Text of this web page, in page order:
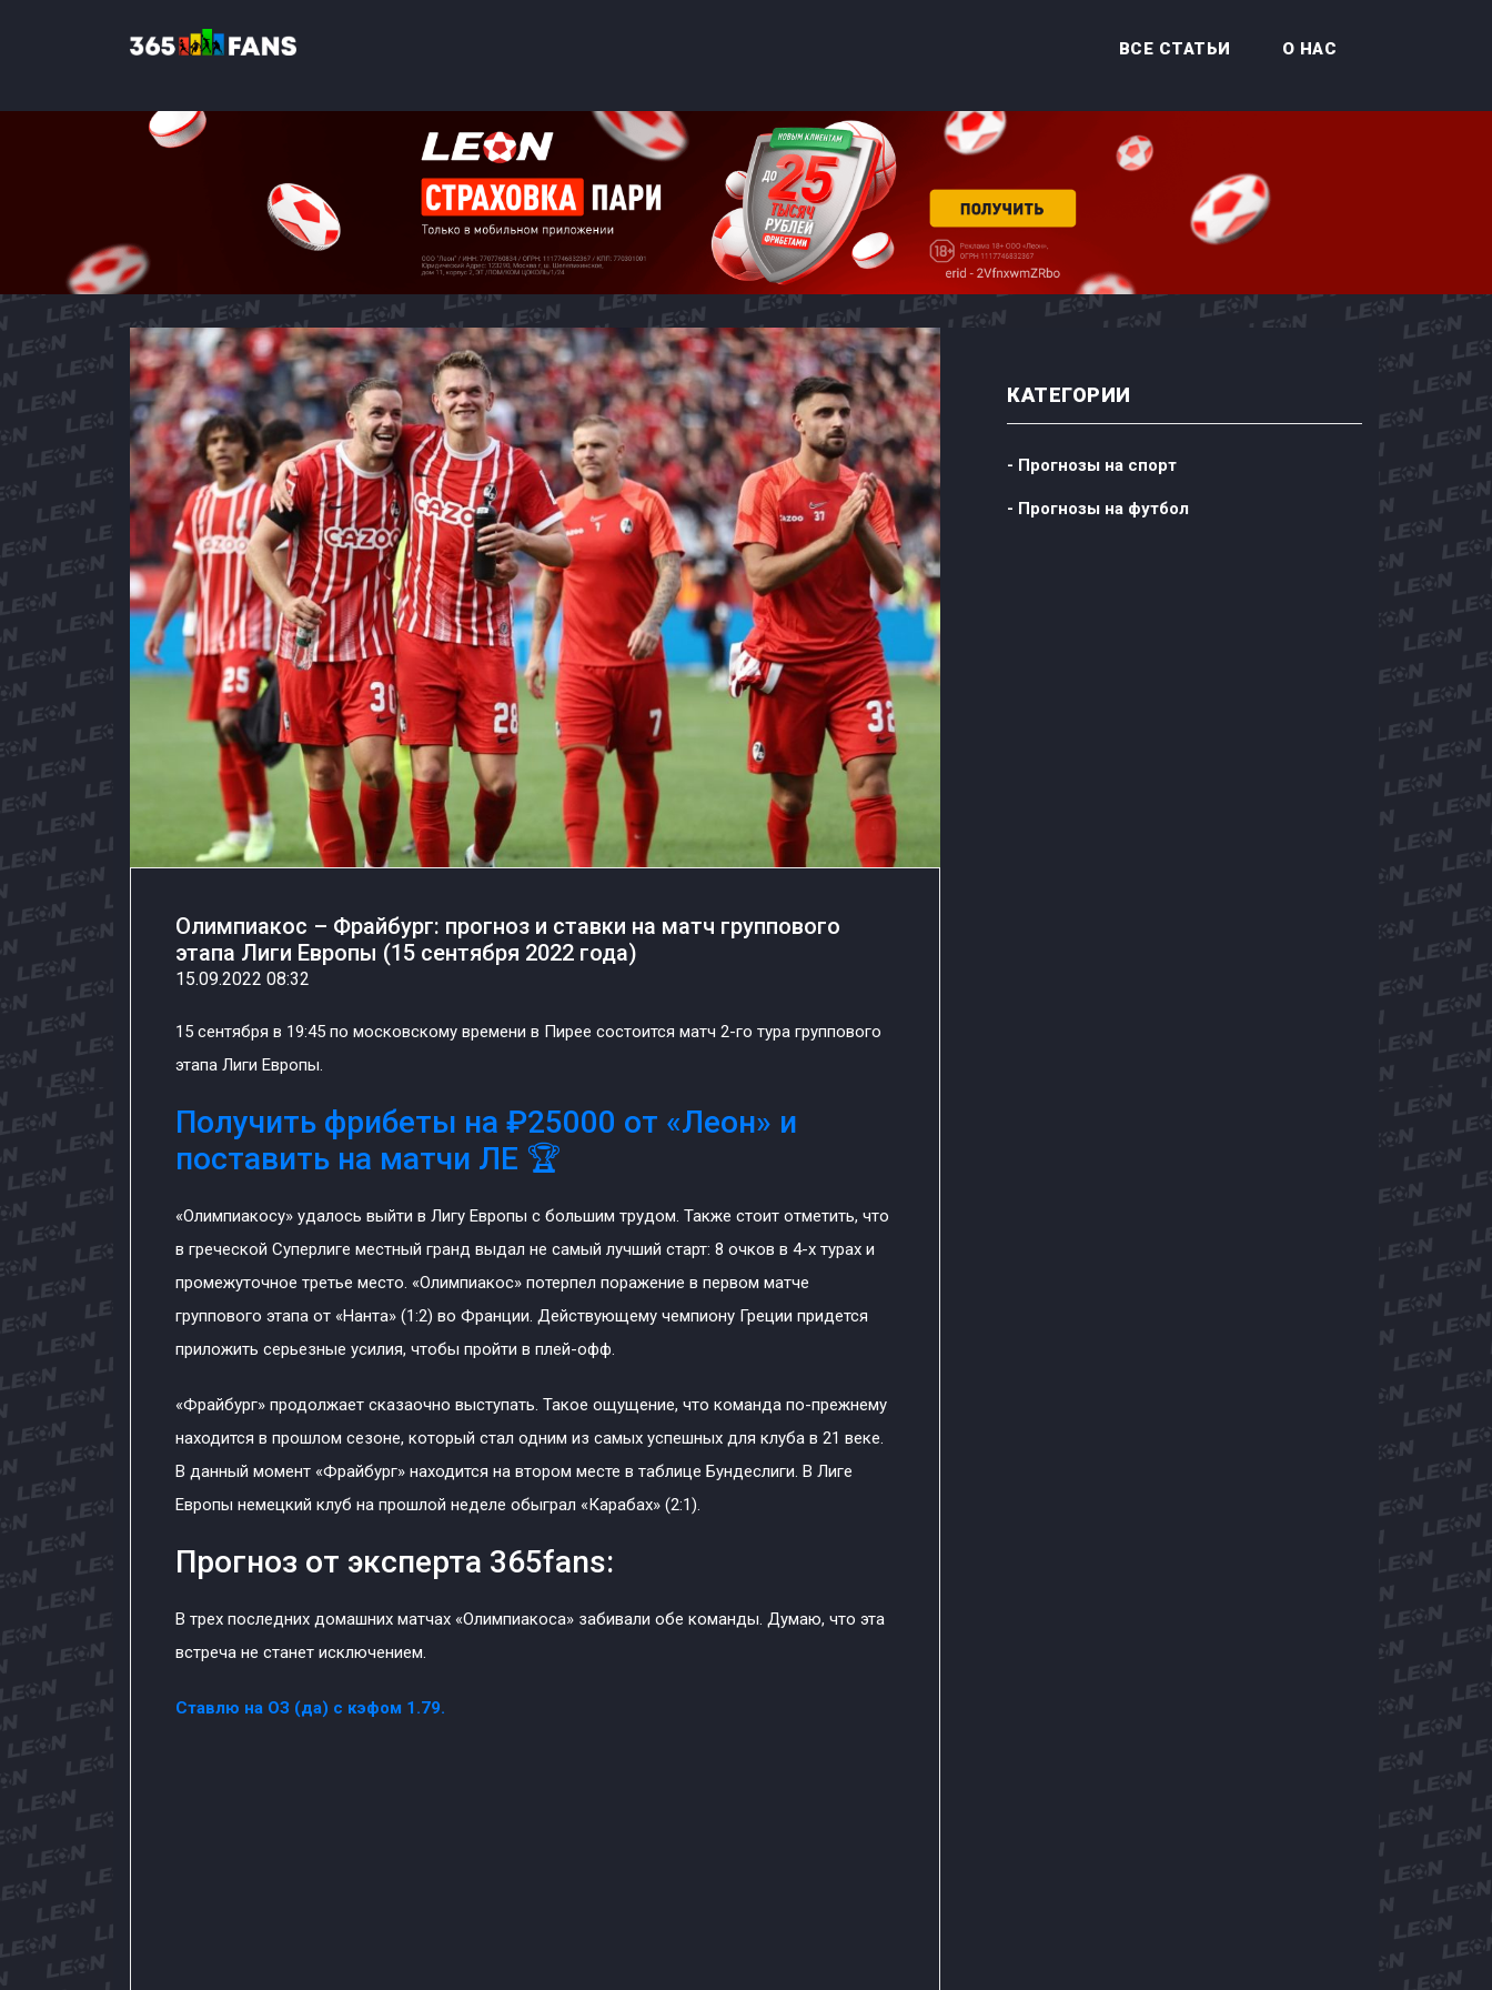
ВСЕ СТАТЬИ О НАС
Олимпиакос – Фрайбург: прогноз и ставки на матч группового
этапа Лиги Европы (15 сентября 2022 года)
15.09.2022 08:32
15 сентября в 19:45 по московскому времени в Пирее состоится матч 2-го тура группового
этапа Лиги Европы.
Получить фрибеты на ₽25000 от «Леон» и
поставить на матчи ЛЕ 🏆
«Олимпиакосу» удалось выйти в Лигу Европы с большим трудом. Также стоит отметить, что
в греческой Суперлиге местный гранд выдал не самый лучший старт: 8 очков в 4-х турах и
промежуточное третье место. «Олимпиакос» потерпел поражение в первом матче
группового этапа от «Нанта» (1:2) во Франции. Действующему чемпиону Греции придется
приложить серьезные усилия, чтобы пройти в плей-офф.
«Фрайбург» продолжает сказаочно выступать. Такое ощущение, что команда по-прежнему
находится в прошлом сезоне, который стал одним из самых успешных для клуба в 21 веке.
В данный момент «Фрайбург» находится на втором месте в таблице Бундеслиги. В Лиге
Европы немецкий клуб на прошлой неделе обыграл «Карабах» (2:1).
Прогноз от эксперта 365fans:
В трех последних домашних матчах «Олимпиакоса» забивали обе команды. Думаю, что эта
встреча не станет исключением.
Ставлю на ОЗ (да) с кэфом 1.79.
КАТЕГОРИИ
- Прогнозы на спорт
- Прогнозы на футбол